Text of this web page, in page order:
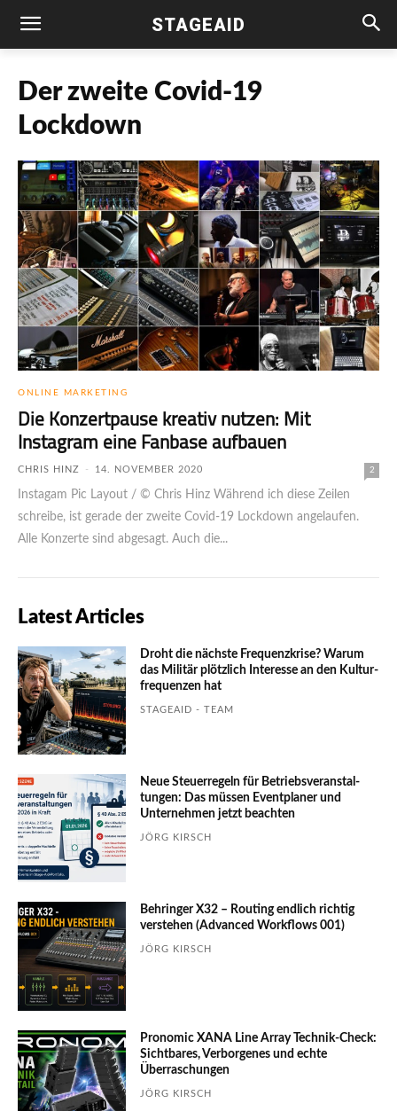
STAGEAID
Der zweite Covid-19
Lockdown
ONLINE MARKETING
Die Konzertpause kreativ nutzen: Mit
Instagram eine Fanbase aufbauen
CHRIS HINZ - 14. NOVEMBER 2020 2
Instagam Pic Layout / © Chris Hinz Während ich diese Zeilen
schreibe, ist gerade der zweite Covid-19 Lockdown angelaufen.
Alle Konzerte sind abgesagt. Auch die...
Latest Articles
Droht die nächste Frequenzkrise? Warum
das Mili­tär plötzlich Inte­resse an den Kultur­
fre­quen­zen hat
STAGEAID - TEAM
Neue Steuerregeln für Betriebs­ver­an­stal­
tungen: Das müssen Event­planer und
Unter­nehmen jetzt beachten
JÖRG KIRSCH
Behringer X32 – Routing endlich richtig
verstehen (Advanced Workflows 001)
JÖRG KIRSCH
Pronomic XANA Line Array Technik-Check:
Sichtbares, Verborgenes und echte
Überraschungen
JÖRG KIRSCH